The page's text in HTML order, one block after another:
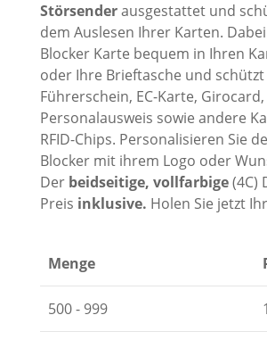
Störsenderausgestattet und
dem Auslesen Ihrer Karten.
Blocker Karte bequem in Ihren
oder Ihre Brieftasche und schützt
Führerschein, EC-Karte,
Personalausweis sowie andere
RFID-Chips. Personalisieren Sie
Blocker mit ihrem Logo oder
Der beidseitige, vollfarbige(4C)
Preis inklusive. Holen Sie jetzt
Menge
500 - 999